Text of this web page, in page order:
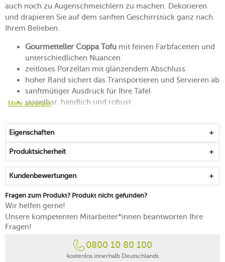
auch noch zu Augenschmeichlern zu machen. Dekorieren
und drapieren Sie auf dem sanften Geschirrstück ganz nach
Ihrem Belieben.
Gourmetteller Coppa Tofu mit feinen Farbfacetten und
unterschiedlichen Nuancen
zeitloses Porzellan mit glänzendem Abschluss
hoher Rand sichert das Transportieren und Servieren ab
sanftmütiger Ausdruck für Ihre Tafel
stapelbar, handlich und robust
Mehr anzeigen
Eigenschaften
Produktsicherheit
Kundenbewertungen
Fragen zum Produkt? Produkt nicht gefunden?
Wir helfen gerne!
Unsere kompetenten Mitarbeiter*innen beantworten Ihre
Fragen!
0800 10 80 100
kostenlos innerhalb Deutschlands